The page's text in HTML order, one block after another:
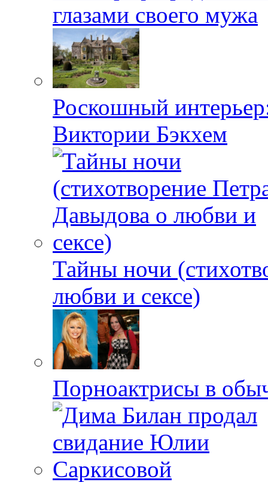
глазами своего мужа
Роскошный
Виктории Бэкхем
Тайны ночи
любви и сексе)
Порноактрисы в